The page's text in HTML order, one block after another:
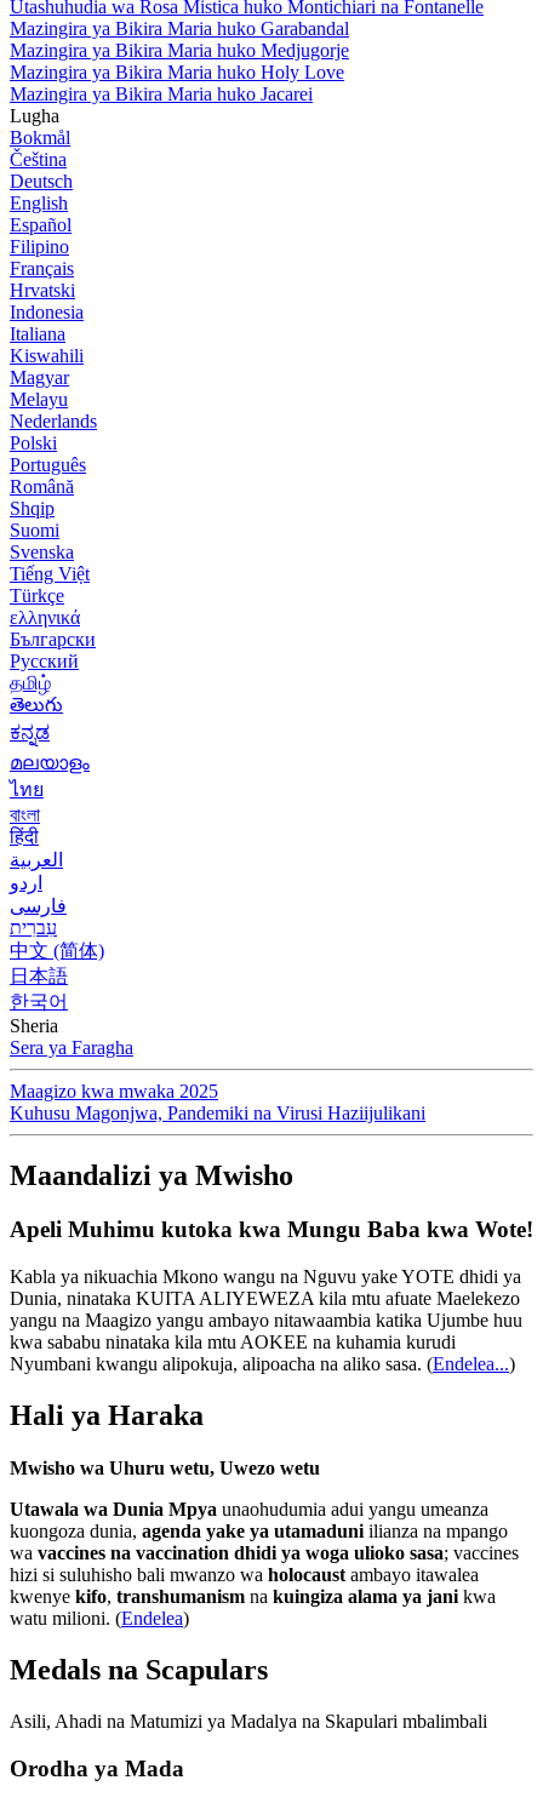
Utashuhudia wa Rosa Mistica huko Montichiari na Fontanelle
Mazingira ya Bikira Maria huko Garabandal
Mazingira ya Bikira Maria huko Medjugorje
Mazingira ya Bikira Maria huko Holy Love
Mazingira ya Bikira Maria huko Jacarei
Lugha
Bokmål
Čeština
Deutsch
English
Español
Filipino
Français
Hrvatski
Indonesia
Italiana
Kiswahili
Magyar
Melayu
Nederlands
Polski
Português
Română
Shqip
Suomi
Svenska
Tiếng Việt
Türkçe
ελληνικά
Български
Русский
தமிழ்
తెలుగు
ಕನ್ನಡ
മലയാളം
ไทย
বাংলা
हिंदी
العربية
اردو
فارسی
עִברִית
中文 (简体)
日本語
한국어
Sheria
Sera ya Faragha
Maagizo kwa mwaka 2025
Kuhusu Magonjwa, Pandemiki na Virusi Haziijulikani
Maandalizi ya Mwisho
Apeli Muhimu kutoka kwa Mungu Baba kwa Wote!
Kabla ya nikuachia Mkono wangu na Nguvu yake YOTE dhidi ya
Dunia, ninataka KUITA ALIYEWEZA kila mtu afuate Maelekezo
yangu na Maagizo yangu ambayo nitawaambia katika Ujumbe huu
kwa sababu ninataka kila mtu AOKEE na kuhamia kurudi
Nyumbani kwangu alipokuja, alipoacha na aliko sasa. (Endelea...)
Hali ya Haraka
Mwisho wa Uhuru wetu, Uwezo wetu
Utawala wa Dunia Mpya unaohudumia adui yangu umeanza
kuongoza dunia, agenda yake ya utamaduni ilianza na mpango
wa vaccines na vaccination dhidi ya woga ulioko sasa; vaccines
hizi si suluhisho bali mwanzo wa holocaust ambayo itawalea
kwenye kifo, transhumanism na kuingiza alama ya jani kwa
watu milioni. (Endelea)
Medals na Scapulars
Asili, Ahadi na Matumizi ya Madalya na Skapulari mbalimbali
Orodha ya Mada